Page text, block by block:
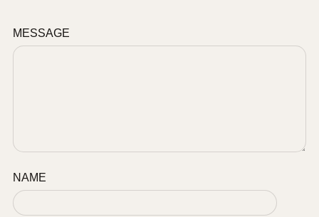
MESSAGE
NAME